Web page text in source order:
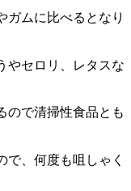
ガムに比べるとなり
やセロリ、レタスな
ので清掃性食品とも
で、何度も咀しゃく